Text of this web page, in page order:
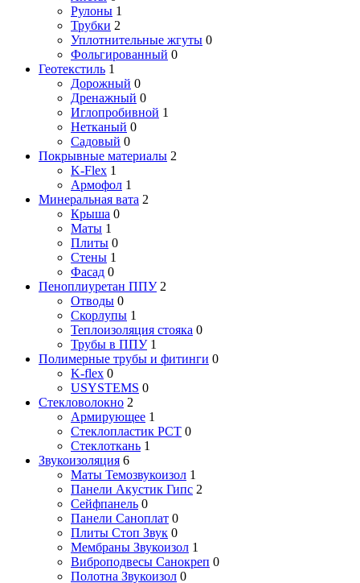
Рулоны 1
Трубки 2
Уплотнительные жгуты 0
Фольгированный 0
Геотекстиль 1
Дорожный 0
Дренажный 0
Иглопробивной 1
Нетканый 0
Садовый 0
Покрывные материалы 2
K-Flex 1
Армофол 1
Минеральная вата 2
Крыша 0
Маты 1
Плиты 0
Стены 1
Фасад 0
Пеноплиуретан ППУ 2
Отводы 0
Скорлупы 1
Теплоизоляция стояка 0
Трубы в ППУ 1
Полимерные трубы и фитинги 0
K-flex 0
USYSTEMS 0
Стекловолокно 2
Армирующее 1
Стеклопластик РСТ 0
Стеклоткань 1
Звукоизоляция 6
Маты Темозвукоизол 1
Панели Акустик Гипс 2
Сейфпанель 0
Панели Саноплат 0
Плиты Стоп Звук 0
Мембраны Звукоизол 1
Виброподвесы Санокреп 0
Полотна Звукоизол 0